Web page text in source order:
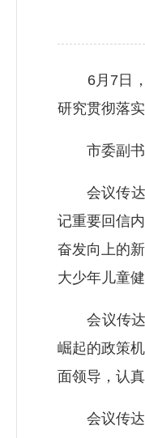
6月7日，
研究贯彻落
市委副书记
会议传达
记重要回信
奋发向上的
大少年儿童
会议传达
崛起的政策
面领导，认
会议传达学